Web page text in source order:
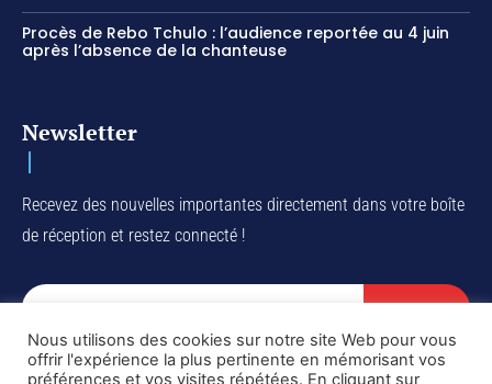
Procès de Rebo Tchulo : l’audience reportée au 4 juin
après l’absence de la chanteuse
Newsletter
Recevez des nouvelles importantes directement dans votre boîte
de réception et restez connecté !
SUBSCRIBE
I've read and accept thePrivacy Policy.
Nous utilisons des cookies sur notre site Web pour vous
offrir l'expérience la plus pertinente en mémorisant vos
préférences et vos visites répétées. En cliquant sur